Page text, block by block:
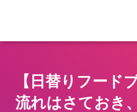
【日替りフード
流れはさておき